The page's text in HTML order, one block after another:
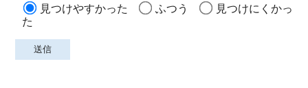
見つけやすかった
ふつう
見つけにくかっ
た